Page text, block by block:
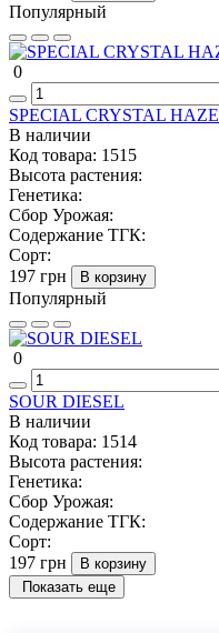
Популярный
0
SPECIAL CRYSTAL HAZE
В наличии
Код товара: 1515
Высота растения:
Генетика:
Сбор Урожая:
Содержание ТГК:
Сорт:
197 грн
В корзину
Популярный
0
SOUR DIESEL
В наличии
Код товара: 1514
Высота растения:
Генетика:
Сбор Урожая:
Содержание ТГК:
Сорт:
197 грн
В корзину
Показать еще